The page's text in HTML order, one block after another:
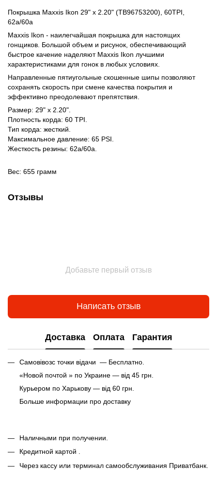
Покрышка Maxxis Ikon 29" x 2.20" (TB96753200), 60TPI,
62a/60a
Maxxis Ikon - наилегчайшая покрышка для настоящих
гонщиков. Большой объем и рисунок, обеспечивающий
быстрое качение наделяют Maxxis Ikon лучшими
характеристиками для гонок в любых условиях.
Направленные пятиугольные скошенные шипы позволяют
сохранять скорость при смене качества покрытия и
эффективно преодолевают препятствия.
Размер: 29" x 2.20".
Плотность корда: 60 TPI.
Тип корда: жесткий.
Максимальное давление: 65 PSI.
Жесткость резины: 62a/60а.
Вес: 655 грамм
Отзывы
Добавьте первый отзыв
Написать отзыв
Доставка Оплата Гарантия
Самовівозс точки відачи — Бесплатно.
«Новой почтой » по Украине — від 45 грн.
Курьером по Харькову — від 60 грн.
Больше информации про доставку
Наличными при получении.
Кредитной картой .
Через кассу или терминал самообслуживания Приватбанк.